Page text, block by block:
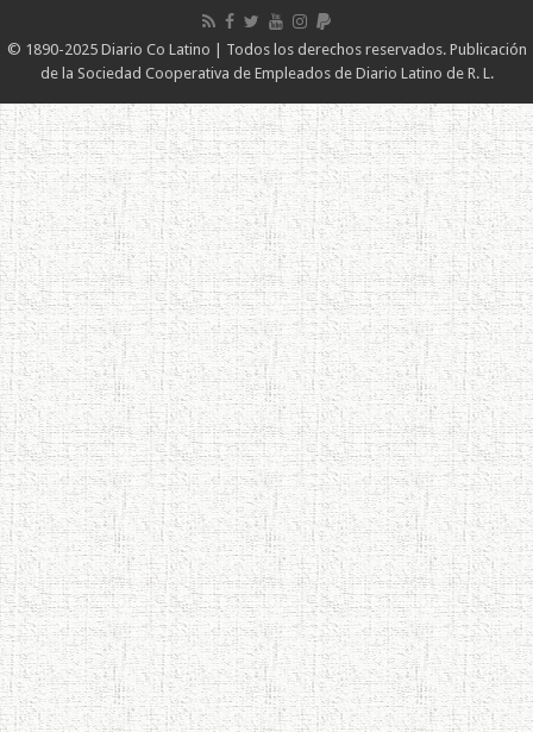
© 1890-2025 Diario Co Latino | Todos los derechos reservados. Publicación
de la Sociedad Cooperativa de Empleados de Diario Latino de R. L.